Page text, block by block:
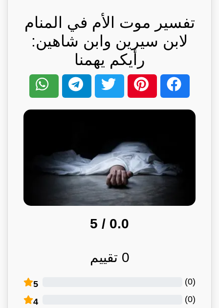
تفسير موت الأم في المنام
لابن سيرين وابن شاهين:
رأيكم يهمنا
0.0
/ 5
0 تقييم
5 (
0
)
4 (
0
)